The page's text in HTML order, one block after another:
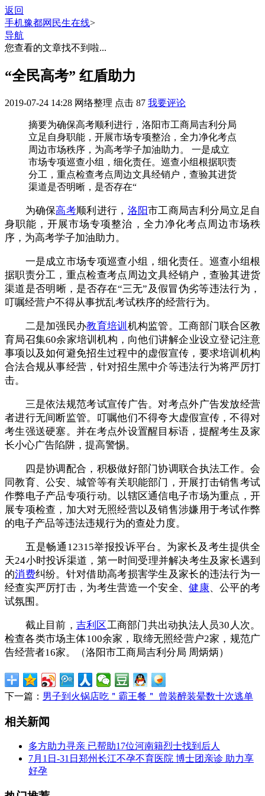
返回
手机豫都网 民生在线>
导航
您查看的文章找不到啦...
“全民高考” 红盾助力
2019-07-24 14:28 网络整理 点击 87 我要评论
摘要为确保高考顺利进行，洛阳市工商局吉利分局
立足自身职能，开展市场专项整治，全力净化考点
周边市场秩序，为高考学子加油助力。 一是成立
市场专项巡查小组，细化责任。巡查小组根据职责
分工，重点检查考点周边文具经销户，查验其进货
渠道是否明晰，是否存在“
为确保高考顺利进行， 洛阳市工商局吉利分局立足自
身职能，开展市场专项整治，全力净化考点周边市场秩
序，为高考学子加油助力。
一是成立市场专项巡查小组，细化责任。巡查小组根
据职责分工，重点检查考点周边文具经销户，查验其进货
渠道是否明晰，是否存在“三无”及假冒伪劣等违法行为，
叮嘱经营户不得从事扰乱考试秩序的经营行为。
二是加强民办教育培训 机构监管。工商部门联合区教
育局召集60余家培训机构，向他们讲解企业设立登记注意
事项以及如何避免招生过程中的虚假宣传，要求培训机构
合法合规从事经营，针对招生黑中介等违法行为将严厉打
击。
三是依法规范考试宣传广告。对考点外广告发放经营
者进行无间断监管。叮嘱他们不得夸大虚假宣传，不得对
考生强送硬塞。并在考点外设置醒目标语，提醒考生及家
长小心广告陷阱，提高警惕。
四是协调配合，积极做好部门协调联合执法工作。会
同教育、公安、城管等有关职能部门，开展打击销售考试
作弊电子产品专项行动。以辖区通信电子市场为重点，开
展专项检查，加大对无照经营以及销售涉嫌用于考试作弊
的电子产品等违法违规行为的查处力度。
五是畅通12315举报投诉平台。为家长及考生提供全
天24小时投诉渠道，第一时间受理并解决考生及家长遇到
的消费纠纷。针对借助高考损害学生及家长的违法行为一
经查实严厉打击，为考生营造一个安全、健康、公平的考
试氛围。
截止目前， 吉利区工商部门共出动执法人员30人次。
检查各类市场主体100余家，取缔无照经营户2家，规范广
告经营者16家。（洛阳市工商局吉利分局 周炳炳）
下一篇： 男子到火锅店吃＂霸王餐＂ 曾装醉装晕数十次逃单
相关新闻
多方助力寻亲 已帮助17位河南籍烈士找到后人
7月1日-31日郑州长江不孕不育医院 博士团亲诊 助力享
好孕